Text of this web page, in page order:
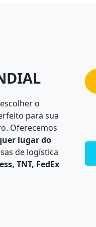
o
para sua
Oferecemos
lugar do
de logística
TNT, FedEx